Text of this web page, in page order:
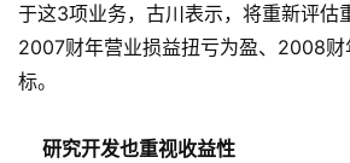
于这3项业务，古川表示，将重新评估
2007财年营业损益扭亏为盈、2008财
标。
研究开发也重视收益性